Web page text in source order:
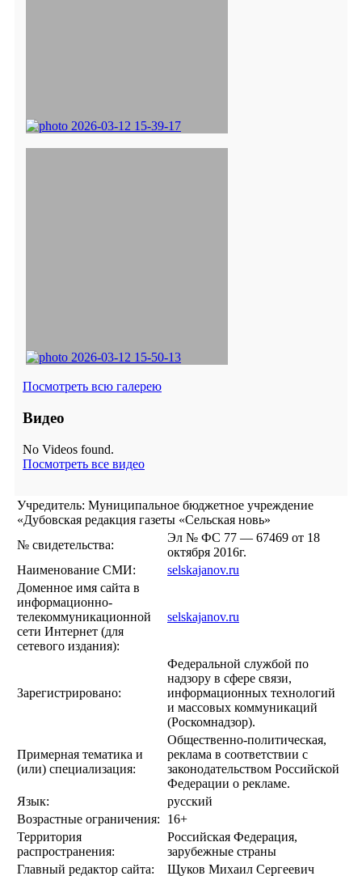
Посмотреть всю галерею
Видео
No Videos found.
Посмотреть все видео
Учредитель: Муниципальное бюджетное учреждение
«Дубовская редакция газеты «Сельская новь»
№ свидетельства:
Эл № ФС 77 — 67469 от 18
октября 2016г.
Наименование СМИ:
selskajanov.ru
Доменное имя сайта в
информационно-
телекоммуникационной
сети Интернет (для
сетевого издания):
selskajanov.ru
Зарегистрировано:
Федеральной службой по
надзору в сфере связи,
информационных технологий
и массовых коммуникаций
(Роскомнадзор).
Примерная тематика и
(или) специализация:
Общественно-политическая,
реклама в соответствии с
законодательством Российской
Федерации о рекламе.
Язык:
русский
Возрастные ограничения:
16+
Территория
распространения:
Российская Федерация,
зарубежные страны
Главный редактор сайта:
Щуков Михаил Сергеевич